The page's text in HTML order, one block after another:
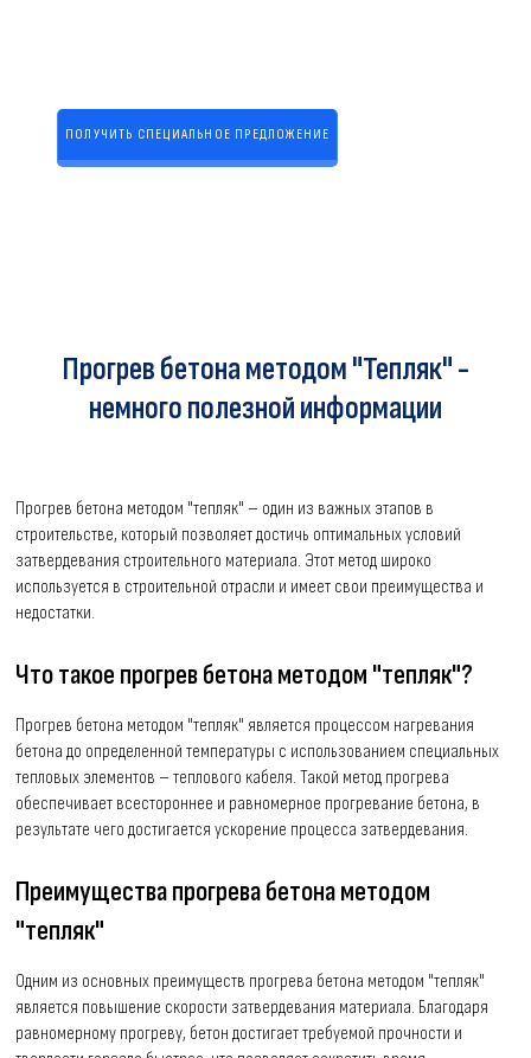
ПОЛУЧИТЬ СПЕЦИАЛЬНОЕ ПРЕДЛОЖЕНИЕ
Прогрев бетона методом "Тепляк" -
немного полезной информации
Прогрев бетона методом "тепляк" – один из важных этапов в
строительстве, который позволяет достичь оптимальных условий
затвердевания строительного материала. Этот метод широко
используется в строительной отрасли и имеет свои преимущества и
недостатки.
Что такое прогрев бетона методом "тепляк"?
Прогрев бетона методом "тепляк" является процессом нагревания
бетона до определенной температуры с использованием специальных
тепловых элементов – теплового кабеля. Такой метод прогрева
обеспечивает всестороннее и равномерное прогревание бетона, в
результате чего достигается ускорение процесса затвердевания.
Преимущества прогрева бетона методом
"тепляк"
Одним из основных преимуществ прогрева бетона методом "тепляк"
является повышение скорости затвердевания материала. Благодаря
равномерному прогреву, бетон достигает требуемой прочности и